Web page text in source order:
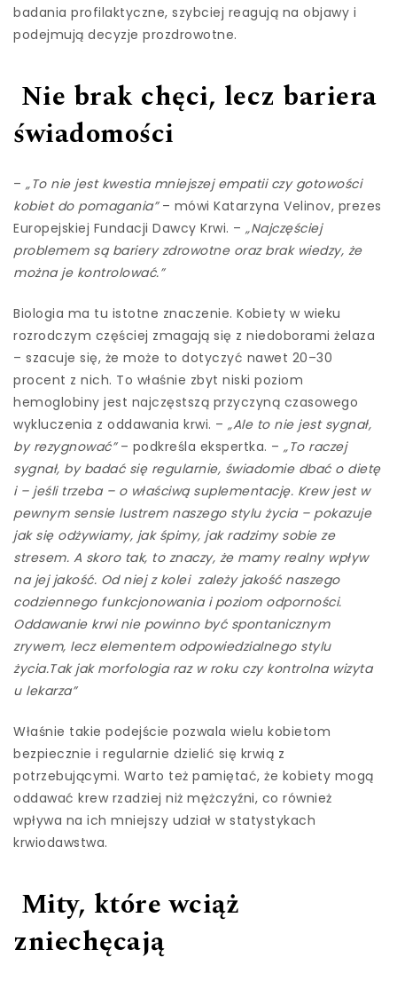
badania profilaktyczne, szybciej reagują na objawy i
podejmują decyzje prozdrowotne.
Nie brak chęci, lecz bariera
świadomości
– „To nie jest kwestia mniejszej empatii czy gotowości
kobiet do pomagania”– mówi Katarzyna Velinov, prezes
Europejskiej Fundacji Dawcy Krwi. – „Najczęściej
problemem są bariery zdrowotne oraz brak wiedzy, że
można je kontrolować.”
Biologia ma tu istotne znaczenie. Kobiety w wieku
rozrodczym częściej zmagają się z niedoborami żelaza
– szacuje się, że może to dotyczyć nawet 20–30
procent z nich. To właśnie zbyt niski poziom
hemoglobiny jest najczęstszą przyczyną czasowego
wykluczenia z oddawania krwi. – „Ale to nie jest sygnał,
by rezygnować”– podkreśla ekspertka. – „To raczej
sygnał, by badać się regularnie, świadomie dbać o dietę
i – jeśli trzeba – o właściwą suplementację. Krew jest w
pewnym sensie lustrem naszego stylu życia – pokazuje
jak się odżywiamy, jak śpimy, jak radzimy sobie ze
stresem. A skoro tak, to znaczy, że mamy realny wpływ
na jej jakość. Od niej z kolei zależy jakość naszego
codziennego funkcjonowania i poziom odporności.
Oddawanie krwi nie powinno być spontanicznym
zrywem, lecz elementem odpowiedzialnego stylu
życia.Tak jak morfologia raz w roku czy kontrolna wizyta
u lekarza”
Właśnie takie podejście pozwala wielu kobietom
bezpiecznie i regularnie dzielić się krwią z
potrzebującymi. Warto też pamiętać, że kobiety mogą
oddawać krew rzadziej niż mężczyźni, co również
wpływa na ich mniejszy udział w statystykach
krwiodawstwa.
Mity, które wciąż
zniechęcają